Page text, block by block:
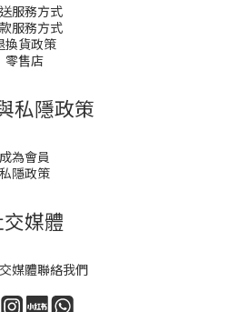
服務方式
服務方式
換貨政策
零售店
私隱政策
成為會員
私隱政策
媒體
媒體聯絡我們